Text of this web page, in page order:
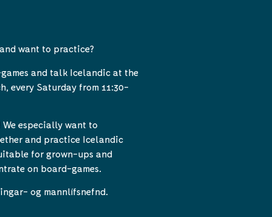
want to practice?
and talk Icelandic at the
every Saturday from 11:30-
We especially want to
and practice Icelandic
for grown-ups and
on board-games.
og mannlífsnefnd.